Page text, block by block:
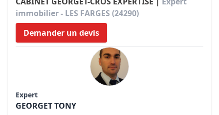
immobilier - LES FARGES (24290)
Demander un devis
Expert
GEORGET TONY